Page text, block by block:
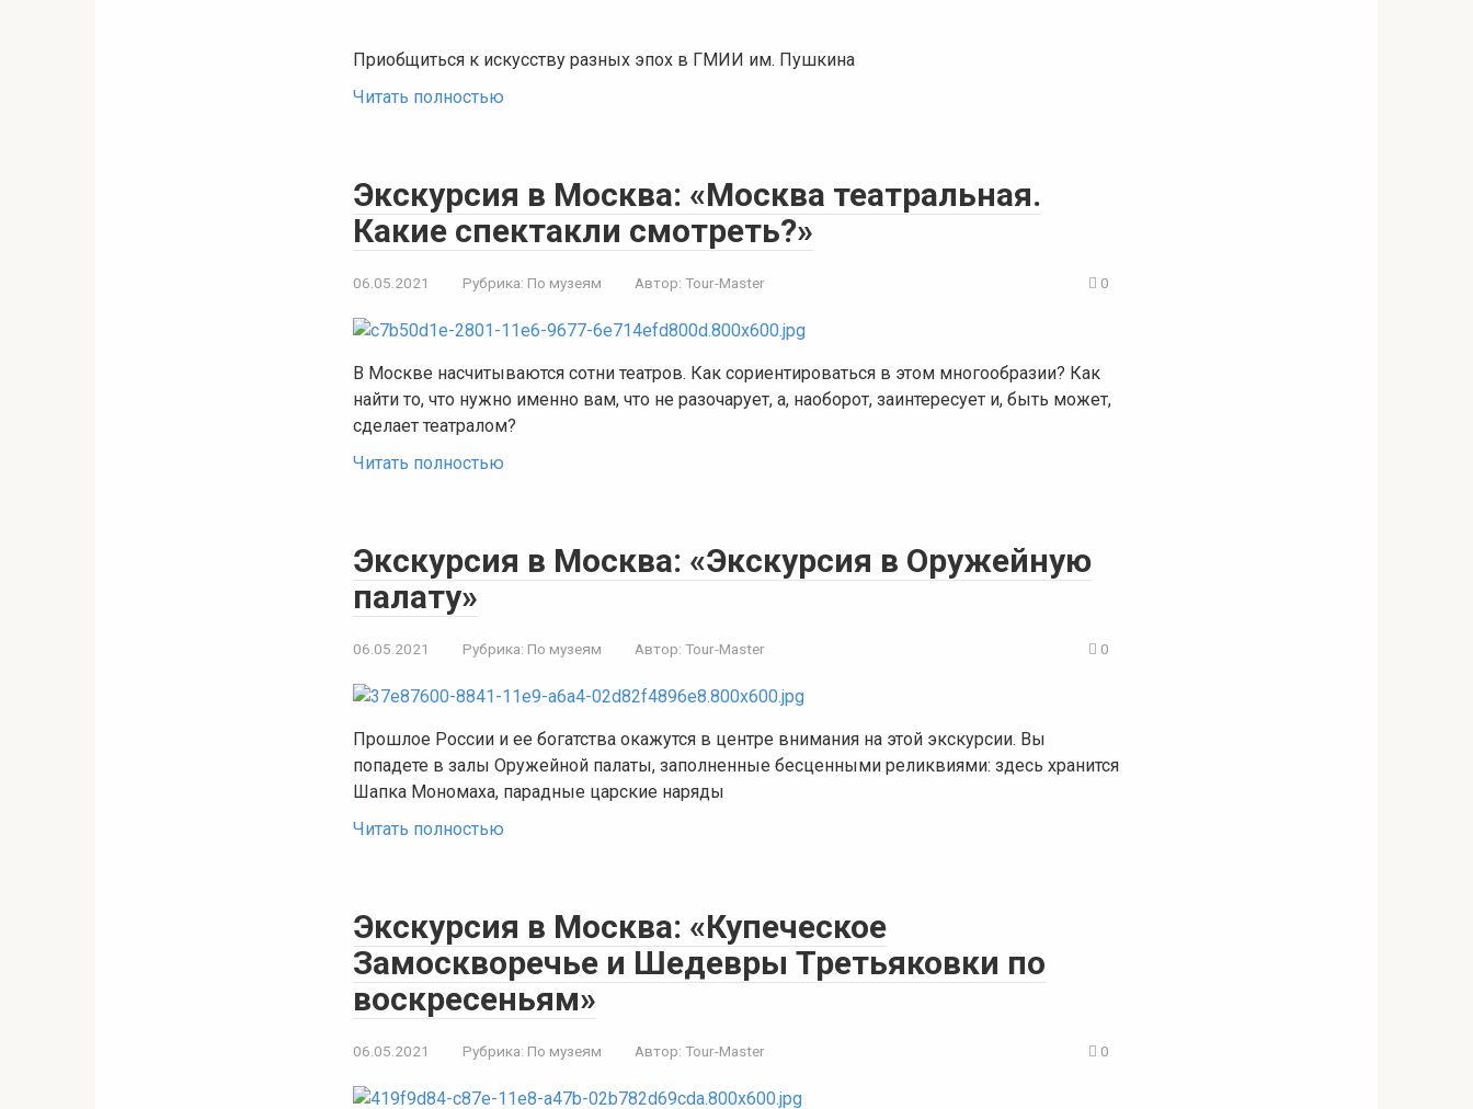
Приобщиться к искусству разных эпох в ГМИИ им. Пушкина
Читать полностью
Экскурсия в Москва: «Москва театральная.
Какие спектакли смотреть?»
06.05.2021 Рубрика: По музеям Автор: Tour-Master 0
В Москве насчитываются сотни театров. Как сориентироваться в этом многообразии? Как
найти то, что нужно именно вам, что не разочарует, а, наоборот, заинтересует и, быть может,
сделает театралом?
Читать полностью
Экскурсия в Москва: «Экскурсия в Оружейную
палату»
06.05.2021 Рубрика: По музеям Автор: Tour-Master 0
Прошлое России и ее богатства окажутся в центре внимания на этой экскурсии. Вы
попадете в залы Оружейной палаты, заполненные бесценными реликвиями: здесь хранится
Шапка Мономаха, парадные царские наряды
Читать полностью
Экскурсия в Москва: «Купеческое
Замоскворечье и Шедевры Третьяковки по
воскресеньям»
06.05.2021 Рубрика: По музеям Автор: Tour-Master 0